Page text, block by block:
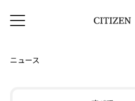
ニュース